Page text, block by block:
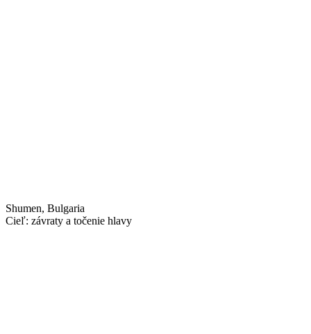
Shumen, Bulgaria
Cieľ: závraty a točenie hlavy